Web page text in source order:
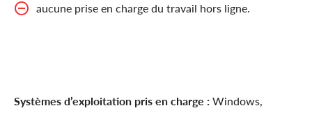
aucune prise en charge du travail hors ligne.
Systèmes d’exploitation pris en charge : Windows,